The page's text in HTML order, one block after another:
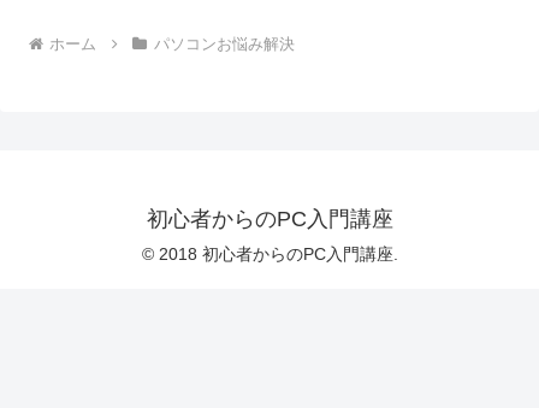
ホーム パソコンお悩み解決
初心者からのPC入門講座
© 2018 初心者からのPC入門講座.